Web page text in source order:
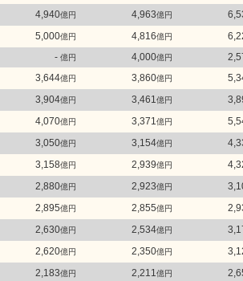
4,940億円 4,963億円
5,000億円 4,816億円
- 億円 4,000億円
3,644億円 3,860億円
3,904億円 3,461億円
4,070億円 3,371億円
3,050億円 3,154億円
3,158億円 2,939億円
2,880億円 2,923億円
2,895億円 2,855億円
2,630億円 2,534億円
2,620億円 2,350億円
2,183億円 2,211億円